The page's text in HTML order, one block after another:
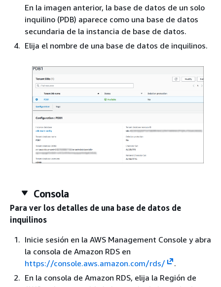
En la imagen anterior, la base de datos de un solo
inquilino (PDB) aparece como una base de datos
secundaria de la instancia de base de datos.
Elija el nombre de una base de datos de inquilinos.
Consola
Para ver los detalles de una base de datos de
inquilinos
Inicie sesión en la AWS Management Console y abra
la consola de Amazon RDS en
https://console.aws.amazon.com/rds/
.
En la consola de Amazon RDS, elija la Región de